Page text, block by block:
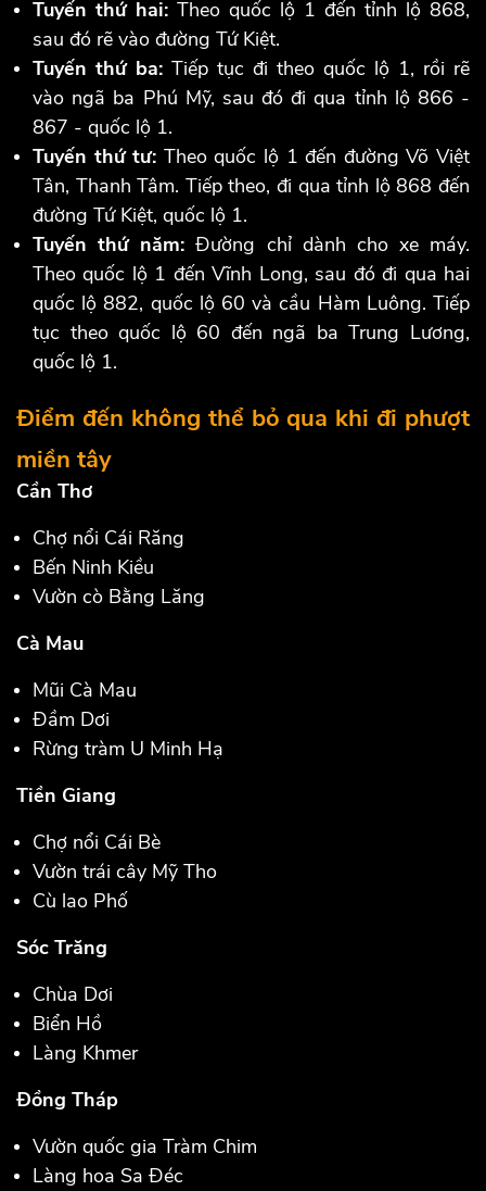
Tuyến thứ hai: Theo quốc lộ 1 đến tỉnh lộ 868,
sau đó rẽ vào đường Tứ Kiệt.
Tuyến thứ ba: Tiếp tục đi theo quốc lộ 1, rồi rẽ
vào ngã ba Phú Mỹ, sau đó đi qua tỉnh lộ 866 -
867 - quốc lộ 1.
Tuyến thứ tư: Theo quốc lộ 1 đến đường Võ Việt
Tân, Thanh Tâm. Tiếp theo, đi qua tỉnh lộ 868 đến
đường Tứ Kiệt, quốc lộ 1.
Tuyến thứ năm: Đường chỉ dành cho xe máy.
Theo quốc lộ 1 đến Vĩnh Long, sau đó đi qua hai
quốc lộ 882, quốc lộ 60 và cầu Hàm Luông. Tiếp
tục theo quốc lộ 60 đến ngã ba Trung Lương,
quốc lộ 1.
Điểm đến không thể bỏ qua khi đi phượt
miền tây
Cần Thơ
Chợ nổi Cái Răng
Bến Ninh Kiều
Vườn cò Bằng Lăng
Cà Mau
Mũi Cà Mau
Đầm Dơi
Rừng tràm U Minh Hạ
Tiền Giang
Chợ nổi Cái Bè
Vườn trái cây Mỹ Tho
Cù lao Phố
Sóc Trăng
Chùa Dơi
Biển Hồ
Làng Khmer
Đồng Tháp
Vườn quốc gia Tràm Chim
Làng hoa Sa Đéc